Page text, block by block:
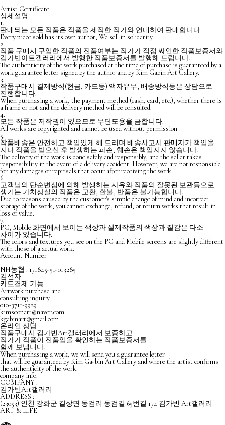
Artist Certificate
상세설명.
1.
판매되는 모든 작품은 작품을 제작한 작가와 연대하여 판매합니다.
Every piece sold has its own author, We sell in solidarity.
2.
작품 구매시 구입한 작품의 진품여부는 작가가 직접 싸인한 작품보증서와
김가빈아트갤러리에서 발행한 작품보증서를 발행해 드립니다.
The authenticity of the work purchased at the time of purchase is guaranteed by a
work guarantee letter signed by the author and by Kim Gabin Art Gallery.
3.
작품구매시 결제방식(현금, 카드등) 액자유무, 배송방식등은 상담으로
진행합니다.
When purchasing a work, the payment method (cash, card, etc.), whether there is
a frame or not and the delivery method will be consulted.
4.
모든 작품은 저작권이 있으므로 무단도용을 금합니다.
All works are copyrighted and cannot be used without permission
5.
작품배송은 안전하고 책임있게 해 드리며 배송사고시 판매자가 책임을
지나 작품을 받으신 후 발생하는 파손, 훼손은 책임지지 않습니다.
The delivery of the work is done safely and responsibly, and the seller takes
responsibility in the event of a delivery accident. However, we are not responsible
for any damages or reprisals that occur after receiving the work.
6.
고객님의 단순변심에 의해 발생하는 사유와 작품의 잘못된 보관등으로
생기는 가치상실의 작품은 교환, 환불, 반품은 불가능합니다.
Due to reasons caused by the customer's simple change of mind and incorrect
storage of the work, you cannot exchange, refund, or return works that result in
loss of value.
7.
PC, Mobile 화면에서 보이는 색상과 실제작품의 색상과 질감은 다소
차이가 있습니다.
The colors and textures you see on the PC and Mobile screens are slightly different
with those of a actual work.
Account Number
NH농협 : 171845-51-013285
김선자
카드결제 가능
Artwork purchase and
consulting inquiry
010-3711-9929
kimseonart@naver.com
kgabinart@gmail.com
온라인 상담
작품구매시 김가빈Art갤러리에서 보증하고
작가가 작품이 진품임을 확인하는 작품보증서를
함께 보냅니다.
When purchasing a work, we will send you a guarantee letter
that will be guaranteed by Kim Ga-bin Art Gallery and where the artist confirms
the authenticity of the work.
company info.
COMPANY :
김가빈Art갤러리
ADDRESS :
(23053) 인천 강화군 길상면 동검리 동검길 65번길 174 김가빈 Art갤러리
ART & LIFE